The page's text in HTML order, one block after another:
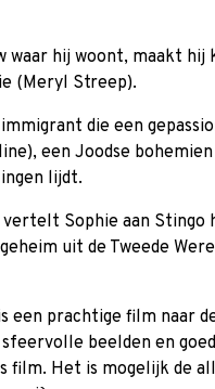
waar hij woont, maakt
(Meryl Streep).
die een
een Joodse
lijdt.
Sophie aan Stingo
uit de Tweede
een prachtige film naar
beelden en
film. Het is mogelijk de